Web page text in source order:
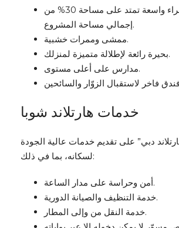
حدائق خضراء واسعة تمتد على مساحة 30% من
إجمالي مساحة المشروع.
ممشى وممرات خشبية.
بحيرة رائعة لإطلالة متميزة لمنزلك.
مدارس على أعلى مستوى.
خدمات هارتلاند شوبا
دبي” على تقديم خدمات عالية الجودة
لسكانه، بما في ذلك:
أمن وحراسة على مدار الساعة.
خدمة التنظيف والصيانة الدورية.
خدمة النقل من وإلى المطار.